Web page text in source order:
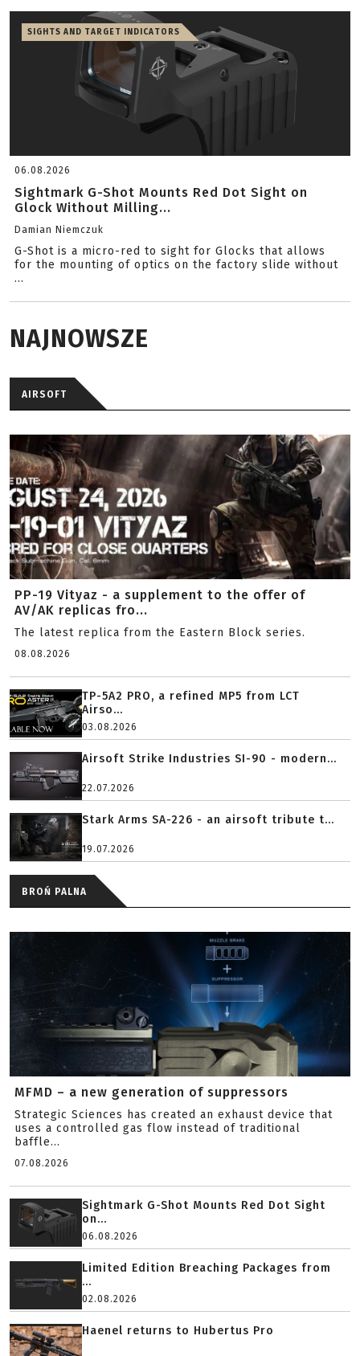
SIGHTS AND TARGET INDICATORS
06.08.2026
Sightmark G-Shot Mounts Red Dot Sight on
Glock Without Milling...
Damian Niemczuk
G-Shot is a micro-red to sight for Glocks that allows
for the mounting of optics on the factory slide without
...
NAJNOWSZE
AIRSOFT
PP-19 Vityaz - a supplement to the offer of
AV/AK replicas fro...
The latest replica from the Eastern Block series.
08.08.2026
TP-5A2 PRO, a refined MP5 from LCT
Airso...
03.08.2026
Airsoft Strike Industries SI-90 - modern...
22.07.2026
Stark Arms SA-226 - an airsoft tribute t...
19.07.2026
BROŃ PALNA
MFMD – a new generation of suppressors
Strategic Sciences has created an exhaust device that
uses a controlled gas flow instead of traditional
baffle...
07.08.2026
Sightmark G-Shot Mounts Red Dot Sight
on...
06.08.2026
Limited Edition Breaching Packages from
...
02.08.2026
Haenel returns to Hubertus Pro